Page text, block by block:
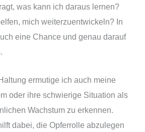
was kann ich daraus lernen?
mich weiterzuentwickeln? In
eine Chance und genau darauf
ermutige ich auch meine
oder ihre schwierige Situation als
Wachstum zu erkennen.
dabei, die Opferrolle abzulegen